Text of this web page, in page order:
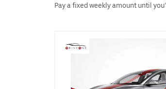
Pay a fixed weekly amount until